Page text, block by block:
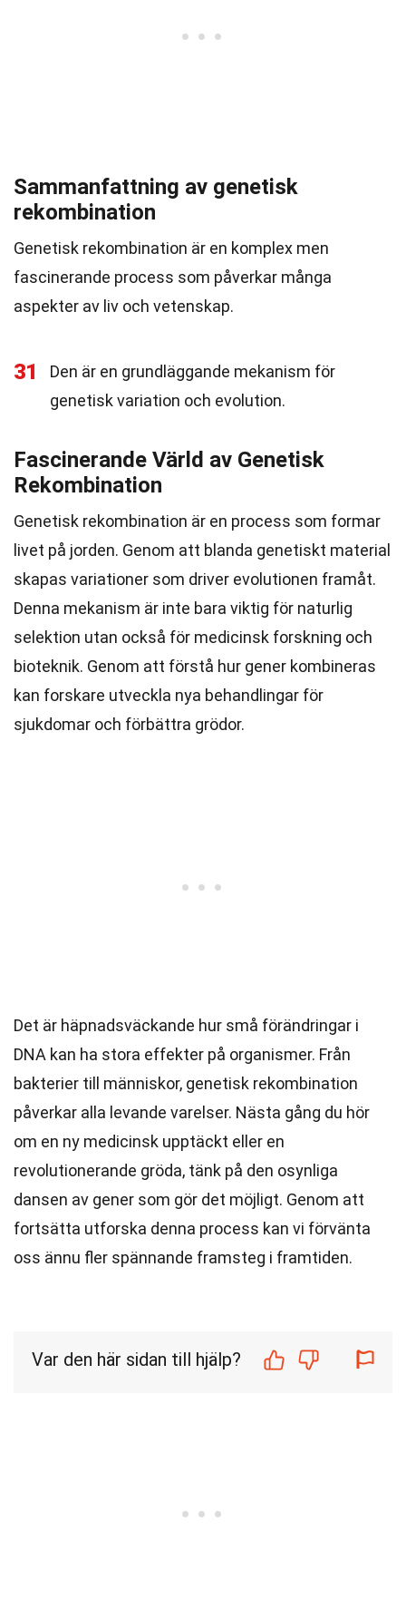
Sammanfattning av genetisk
rekombination
Genetisk rekombination är en komplex men
fascinerande process som påverkar många
aspekter av liv och vetenskap.
31
Den är en grundläggande mekanism för
genetisk variation och evolution.
Fascinerande Värld av Genetisk
Rekombination
Genetisk rekombination är en process som formar
livet på jorden. Genom att blanda genetiskt material
skapas variationer som driver evolutionen framåt.
Denna mekanism är inte bara viktig för naturlig
selektion utan också för medicinsk forskning och
bioteknik. Genom att förstå hur gener kombineras
kan forskare utveckla nya behandlingar för
sjukdomar och förbättra grödor.
Det är häpnadsväckande hur små förändringar i
DNA kan ha stora effekter på organismer. Från
bakterier till människor, genetisk rekombination
påverkar alla levande varelser. Nästa gång du hör
om en ny medicinsk upptäckt eller en
revolutionerande gröda, tänk på den osynliga
dansen av gener som gör det möjligt. Genom att
fortsätta utforska denna process kan vi förvänta
oss ännu fler spännande framsteg i framtiden.
Var den här sidan till hjälp?